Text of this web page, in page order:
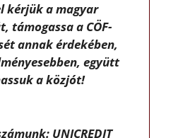
kérjük a magyar
támogassa a CÖF-
annak érdekében,
együtt
a közjót!
UNICREDIT